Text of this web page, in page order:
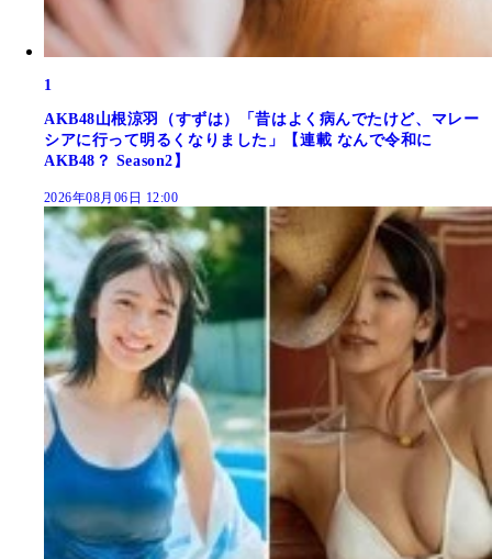
1
AKB48山根涼羽（すずは）「昔はよく病んでたけど、マレー
シアに行って明るくなりました」【連載 なんで令和に
AKB48？ Season2】
2026年08月06日 12:00